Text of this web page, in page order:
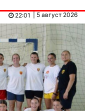
| 5 август 2026
22:01